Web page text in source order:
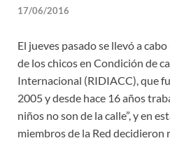
17/06/2016
El jueves pasado se llevó a
de los chicos en Condición de
Internacional (RIDIACC), que
2005 y desde hace 16 años
niños no son de la calle”, y en
miembros de la Red decidieron